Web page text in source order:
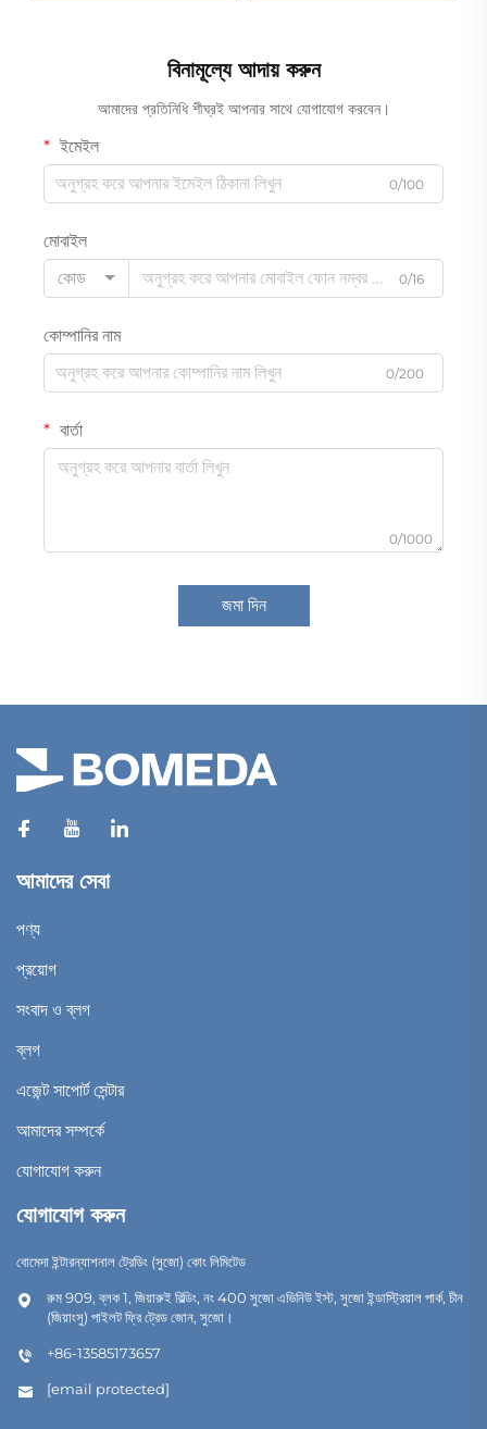
বিনামূল্যে আদায় করুন
আমাদের প্রতিনিধি শীঘ্রই আপনার সাথে যোগাযোগ করবেন।
ইমেইল
0/100
মোবাইল
কোড
0/16
কোম্পানির নাম
0/200
বার্তা
0/1000
জমা দিন
আমাদের সেবা
পণ্য
প্রয়োগ
সংবাদ ও ব্লগ
ব্লগ
এজেন্ট সাপোর্ট সেন্টার
আমাদের সম্পর্কে
যোগাযোগ করুন
যোগাযোগ করুন
বোমেদা ইন্টারন্যাশনাল ট্রেডিং (সুজো) কোং লিমিটেড
রুম 909, ব্লক 1, জিয়ারুই বিল্ডিং, নং 400 সুজো এভিনিউ ইস্ট, সুজো ইন্ডাস্ট্রিয়াল পার্ক, চীন
(জিয়াংসু) পাইলট ফ্রি ট্রেড জোন, সুজো।
+86-13585173657
[email protected]